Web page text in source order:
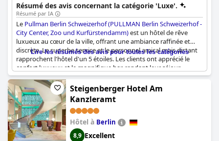
Résumé des avis concernant la catégorie 'Luxe'.
Résumé par IA
Le Pullman Berlin Schweizerhof (PULLMAN Berlin Schweizerhof -
City Center, Zoo und Kurfürstendamm)est un hôtel de rêve
luxueux au cœur de la ville, offrant une ambiance raffinée et
discrète. Le superbe service et le personnel amical mais distant
rapprochent l'hôtel d'un 5 étoiles. Les clients ont apprécié le
confort luxueux et le magnifique bar, rendant leur séjour
vraiment prestigieux. Bien qu'il soit plus cher que les autres
hôtels de la ville, cet hôtel unique en son genre vaut le coût
supplémentaire. Bien que quelques commentaires indiquent
que l'hôtel ne correspond pas tout à fait à un classement 4
étoiles, l'expérience globale a été luxueuse au-delà de toute
mesure.
Lire les résumés des avis pour toutes les catégories
Steigenberger Hotel Am
Kanzleramt
Hôtel à Berlin
8,9 Excellent